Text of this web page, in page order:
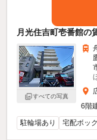
月光住吉町壱番館の
すべての写真
6階
駐輪場あり
宅配ボッ